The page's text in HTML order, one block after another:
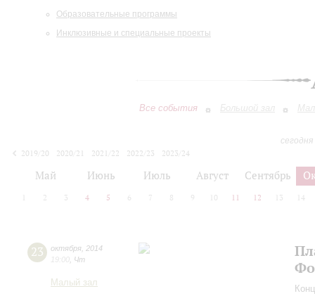
Образовательные программы
Инклюзивные и специальные проекты
Все события Большой зал
2019/20
2020/21 2021/22 2022/23
2023/24
Май Июнь Июль Август Сентябрь
2 3 4 5 6 7 8 9 10 11 12 13 14
23 октября 2014
19:00 Чт
Малый зал